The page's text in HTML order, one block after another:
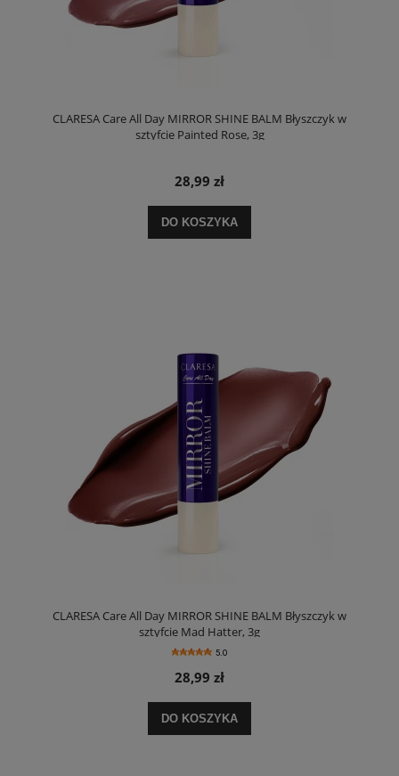
CLARESA Care All Day MIRROR SHINE BALM Błyszczyk w
sztyfcie Painted Rose, 3g
28,99 zł
DO KOSZYKA
CLARESA Care All Day MIRROR SHINE BALM Błyszczyk w
sztyfcie Mad Hatter, 3g
5.0
28,99 zł
DO KOSZYKA